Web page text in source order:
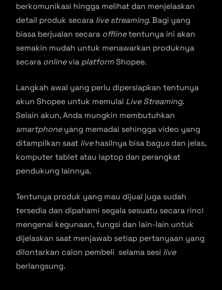
berkomunikasi hingga melihat dan menjelaskan
detail produk secara live streaming. Bagi yang
biasa berjualan secara offlinetentunya ini akan
semakin mudah untuk menawarkan produknya
secara onlinevia platformShopee.
Langkah awal yang perlu dipersiapkan tentunya
akun Shopee untuk memulai Live Streaming.
Selain akun, Anda mungkin membutuhkan
smartphoneyang memadai sehingga video yang
ditampilkan saat livehasilnya bisa bagus dan jelas,
komputer tablet atau laptop dan perangkat
pendukung lainnya.
Tentunya produk yang mau dijual juga sudah
tersedia dan dipahami segala sesuatu secara rinci
mengenai kegunaan, fungsi dan lain-lain untuk
dijelaskan saat menjawab setiap pertanyaan yang
dilontarkan calon pembeli selama sesi live
berlangsung.